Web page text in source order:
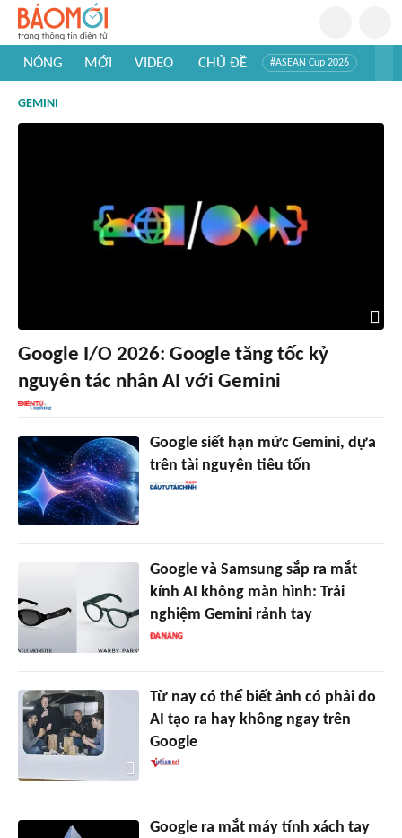
NÓNG MỚI VIDEO CHỦ ĐỀ #ASEAN Cup 2026
#Khám phá thế giới
GEMINI
Google I/O 2026: Google tăng tốc kỷ
nguyên tác nhân AI với Gemini
Google siết hạn mức Gemini, dựa
trên tài nguyên tiêu tốn
Google và Samsung sắp ra mắt
kính AI không màn hình: Trải
nghiệm Gemini rảnh tay
Từ nay có thể biết ảnh có phải do
AI tạo ra hay không ngay trên
Google
Google ra mắt máy tính xách tay